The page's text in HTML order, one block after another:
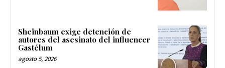
Sheinbaum exige detención de
autores del asesinato del influencer
Gastélum
agosto 5, 2026